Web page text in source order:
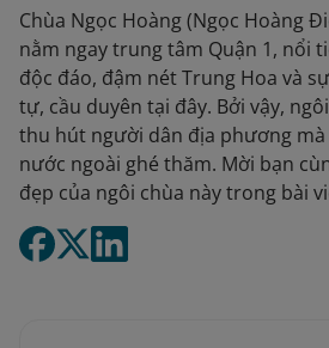
Chùa Ngọc Hoàng (Ngọc Hoàng
nằm ngay trung tâm Quận 1, nổi
độc đáo, đậm nét Trung Hoa và
tự, cầu duyên tại đây. Bởi vậy,
thu hút người dân địa phương
nước ngoài ghé thăm. Mời bạn
đẹp của ngôi chùa này trong bài